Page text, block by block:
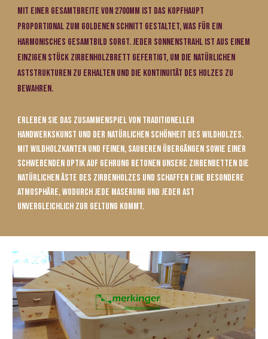
Mit einer Gesamtbreite von 2700mm ist das Kopfhaupt
proportional zum Goldenen Schnitt gestaltet, was für ein
harmonisches Gesamtbild sorgt. Jeder Sonnenstrahl ist aus einem
einzigen Stück Zirbenholzbrett gefertigt, um die natürlichen
Aststrukturen zu erhalten und die Kontinuität des Holzes zu
bewahren.
Erleben Sie das Zusammenspiel von traditioneller
Handwerkskunst und der natürlichen Schönheit des Wildholzes.
Mit Wildholzkanten und feinen, sauberen Übergängen sowie einer
schwebenden Optik auf Gehrung betonen unsere Zirbenbetten die
natürlichen Äste des Zirbenholzes und schaffen eine besondere
Atmosphäre, wodurch jede Maserung und jeder Ast
unvergleichlich zur Geltung kommt.